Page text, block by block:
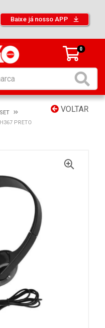
Baixe já nosso APP
0
VOLTAR
PRETO